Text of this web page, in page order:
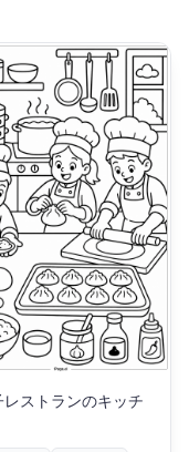
レストランのキッチ